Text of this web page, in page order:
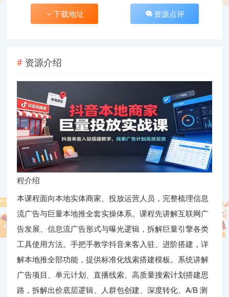
下载地址 资源点评
资源介绍
程介绍
本课程面向本地实体商家、投放运营人员，完整梳理信息
流广告与巨量本地推全套实操体系。课程先讲解互联网广
告发展、信息流广告形式与曝光逻辑，拆解巨量引擎各类
工具使用方法。手把手教学抖音来客入驻、进阶搭建，详
解本地推全部功能，提供标准化线索搭建模板。系统讲解
广告项目、单元计划、直播线索、高质量搜索计划搭建思
路，拆解出价底层逻辑、人群包创建、深度转化、A/B 测